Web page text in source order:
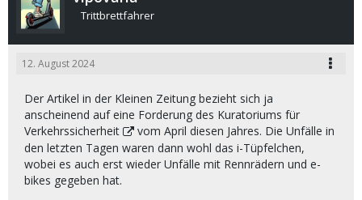
Trittbrettfahrer
12. August 2024
Der Artikel in der Kleinen Zeitung bezieht sich ja
anscheinend auf eine Forderung des Kuratoriums für
Verkehrssicherheit
vom April diesen Jahres. Die Unfälle in
den letzten Tagen waren dann wohl das i-Tüpfelchen,
wobei es auch erst wieder Unfälle mit Rennrädern und e-
bikes gegeben hat.